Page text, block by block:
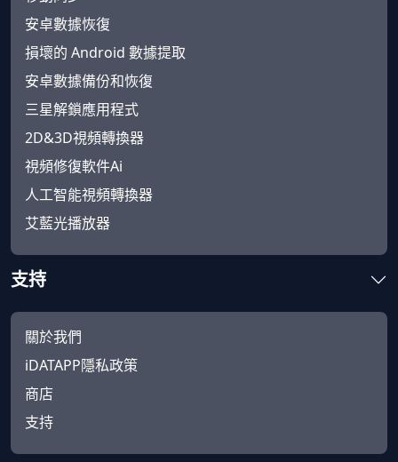
安卓數據恢復
損壞的 Android 數據提取
安卓數據備份和恢復
三星解鎖應用程式
2D&3D視頻轉換器
視頻修復軟件Ai
人工智能視頻轉換器
艾藍光播放器
支持
關於我們
iDATAPP隱私政策
商店
支持